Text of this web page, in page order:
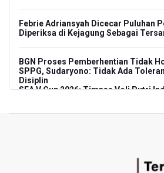
Febrie Adriansyah Dicecar Puluhan
Diperiksa di Kejagung Sebagai
BGN Proses Pemberhentian Tidak
SPPG, Sudaryono: Tidak Ada
Disiplin
SEA V Cup 2026: Timnas Voli Putri
PSSI Evaluasi TImnas Indonesia